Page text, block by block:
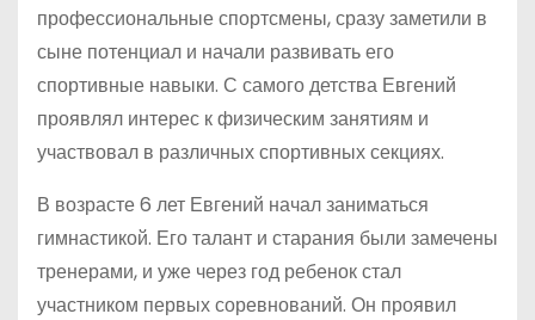
профессиональные спортсмены, сразу заметили в
сыне потенциал и начали развивать его
спортивные навыки. С самого детства Евгений
проявлял интерес к физическим занятиям и
участвовал в различных спортивных секциях.
В возрасте 6 лет Евгений начал заниматься
гимнастикой. Его талант и старания были замечены
тренерами, и уже через год ребенок стал
участником первых соревнований. Он проявил